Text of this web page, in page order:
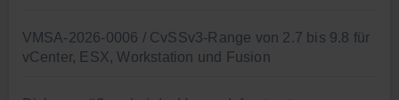
VMSA-2026-0006 / CvSSv3-Range von 2.7 bis 9.8 für
vCenter, ESX, Workstation und Fusion